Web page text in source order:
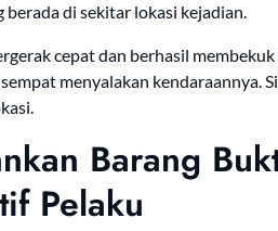
di sekitar lokasi kejadian.
cepat dan berhasil
menyalakan kendaraannya.
Barang
Pelaku